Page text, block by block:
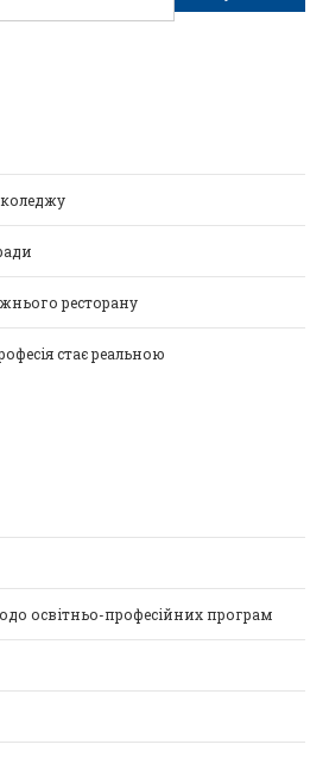
ресторану
стає реальною
освітньо-професійних програм